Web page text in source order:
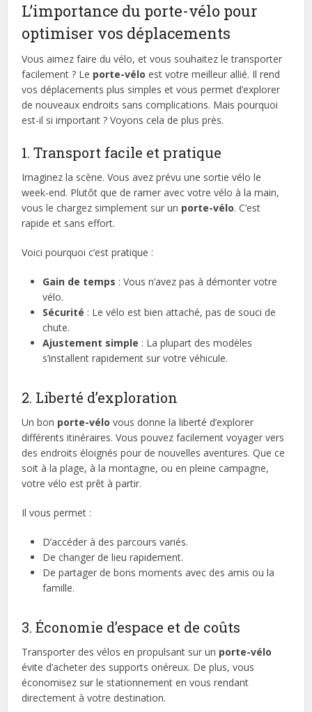
L’importance du porte-vélo pour
optimiser vos déplacements
Vous aimez faire du vélo, et vous souhaitez le transporter
facilement ? Le porte-vélo est votre meilleur allié. Il rend
vos déplacements plus simples et vous permet d’explorer
de nouveaux endroits sans complications. Mais pourquoi
est-il si important ? Voyons cela de plus près.
1. Transport facile et pratique
Imaginez la scène. Vous avez prévu une sortie vélo le
week-end. Plutôt que de ramer avec votre vélo à la main,
vous le chargez simplement sur un porte-vélo. C’est
rapide et sans effort.
Voici pourquoi c’est pratique :
Gain de temps : Vous n’avez pas à démonter votre
vélo.
Sécurité : Le vélo est bien attaché, pas de souci de
chute.
Ajustement simple : La plupart des modèles
s’installent rapidement sur votre véhicule.
2. Liberté d’exploration
Un bon porte-vélo vous donne la liberté d’explorer
différents itinéraires. Vous pouvez facilement voyager vers
des endroits éloignés pour de nouvelles aventures. Que ce
soit à la plage, à la montagne, ou en pleine campagne,
votre vélo est prêt à partir.
Il vous permet :
D’accéder à des parcours variés.
De changer de lieu rapidement.
De partager de bons moments avec des amis ou la
famille.
3. Économie d’espace et de coûts
Transporter des vélos en propulsant sur un porte-vélo
évite d’acheter des supports onéreux. De plus, vous
économisez sur le stationnement en vous rendant
directement à votre destination.